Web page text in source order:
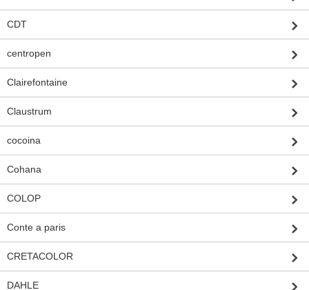
CDT
centropen
Clairefontaine
Claustrum
cocoina
Cohana
COLOP
Conte a paris
CRETACOLOR
DAHLE